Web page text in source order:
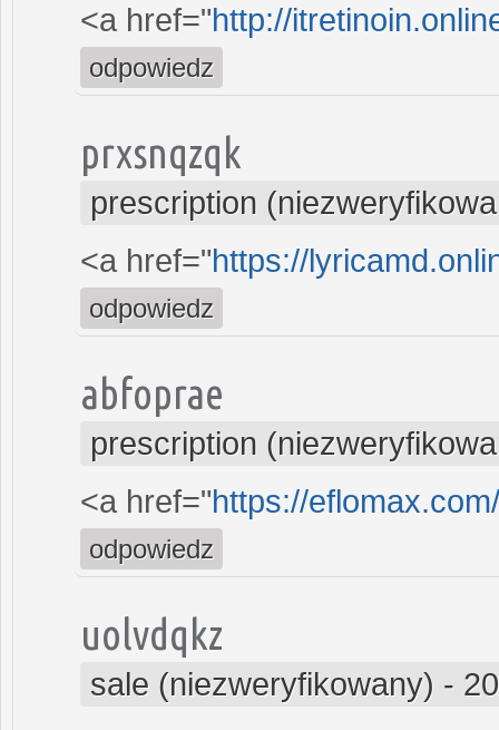
<a href="http://
odpowiedz
prxsnqzqk
prescription
<a href="https://
odpowiedz
abfoprae
prescription
<a href="https://
odpowiedz
uolvdqkz
sale (niezweryfikowany) -